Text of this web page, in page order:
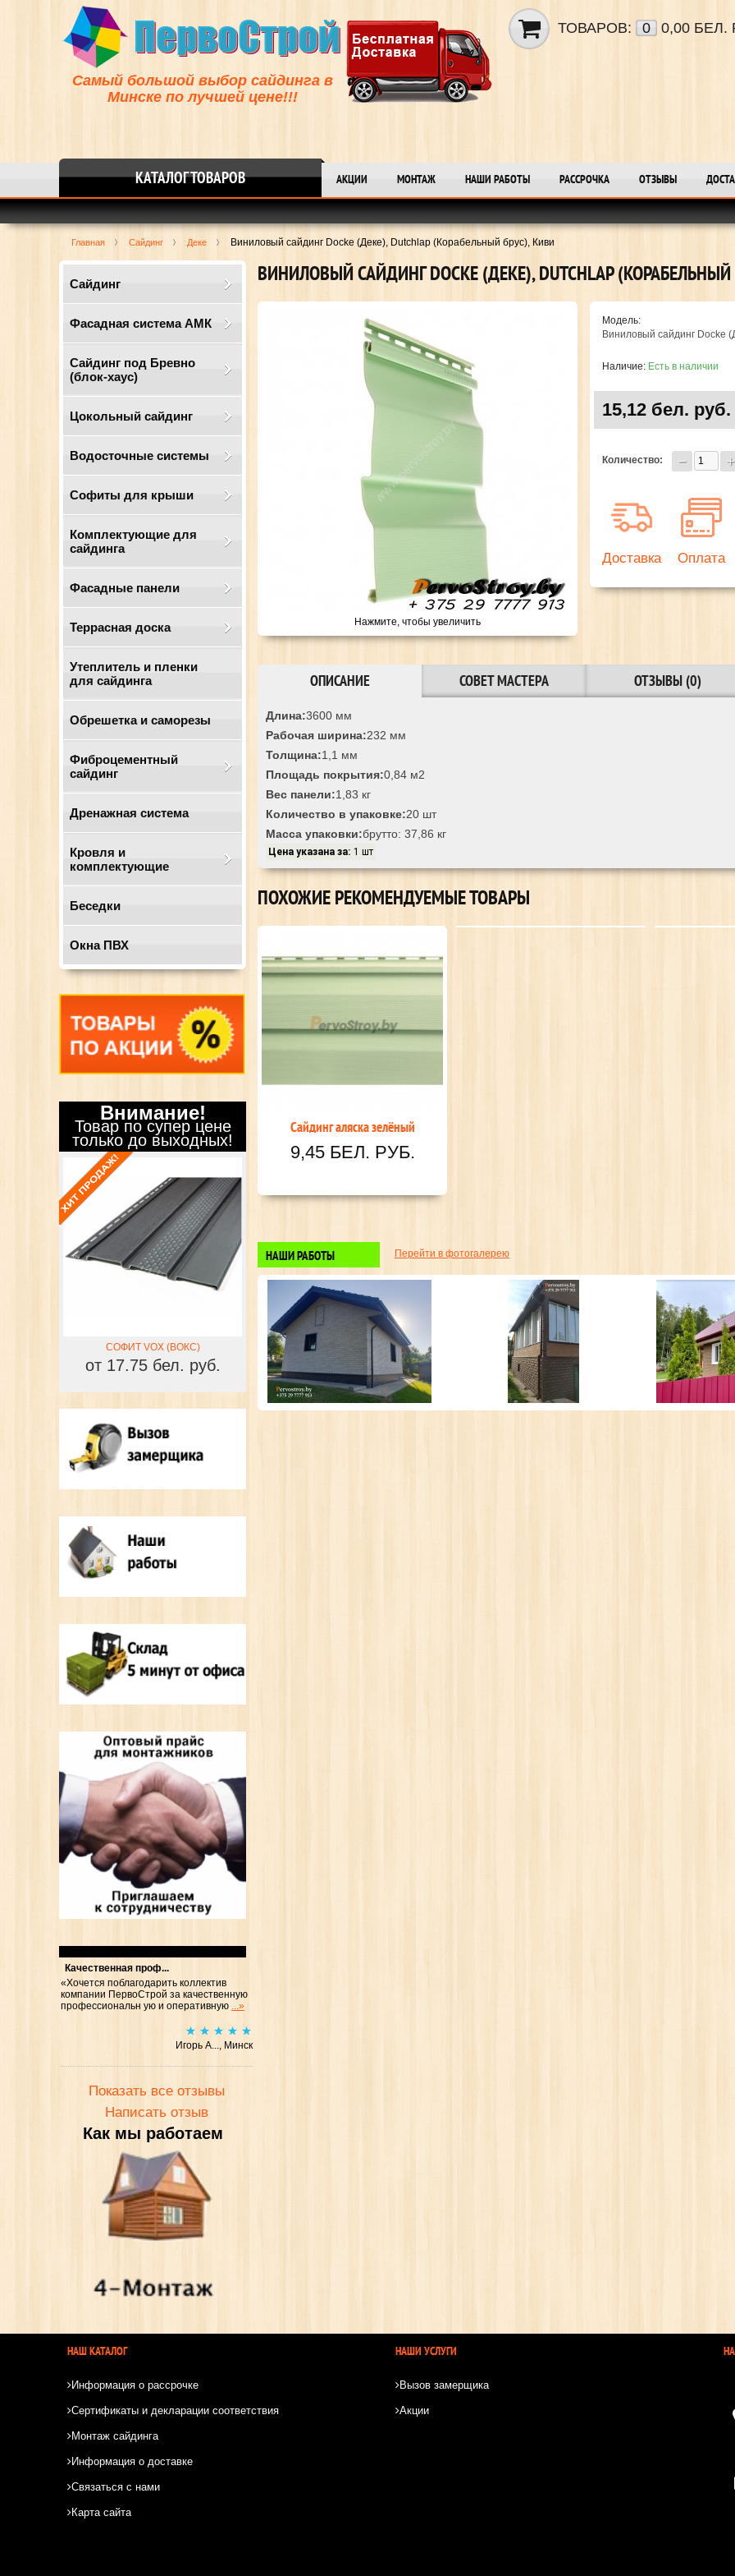
Самый большой выбор сайдинга в
Минске по лучшей цене!!!
ТОВАРОВ: 0 0,00 БЕЛ.
КАТАЛОГ ТОВАРОВ АКЦИИ МОНТАЖ НАШИ РАБОТЫ РАССРОЧКА ОТЗЫВЫ
Главная Сайдинг Деке Виниловый сайдинг Docke (Деке), Dutchlap (Корабельный брус), Киви
Сайдинг
Фасадная система АМК
Сайдинг под Бревно
(блок-хаус)
Цокольный сайдинг
Водосточные системы
Cофиты для крыши
Комплектующие для
сайдинга
Фасадные панели
Террасная доска
Утеплитель и пленки
для сайдинга
Обрешетка и саморезы
Фиброцементный
сайдинг
Дренажная система
Кровля и
комплектующие
Беседки
Окна ПВХ
Внимание!
Товар по супер цене
только до выходных!
СОФИТ VOX (ВОКС)
от 17.75 бел. руб.
СОФИТ VOX (ВОКС)
от 17.75 бел. руб.
САЙДИНГ BERGART
от 20.10 бел. руб. от 19.50
Качественная проф...
«Хочется поблагодарить коллектив
компании ПервоСтрой за качественную
профессиональн ую и оперативную ...»
Игорь А..., Минск
Показать все отзывы
Написать отзыв
Как мы работаем
ВИНИЛОВЫЙ САЙДИНГ DOCKE (ДЕКЕ), DUTCHLAP
Нажмите, чтобы увеличить
Модель:
Виниловый сайдинг Docke
Наличие: Есть в наличии
15,12 бел. руб.
Количество:
Доставка Оплата
ОПИСАНИЕ СОВЕТ МАСТЕРА ОТЗЫВЫ (0)
Длина:3600 мм
Рабочая ширина:232 мм
Толщина:1,1 мм
Площадь покрытия:0,84 м2
Вес панели:1,83 кг
Количество в упаковке:20 шт
Масса упаковки:брутто: 37,86 кг
Цена указана за: 1 шт
ПОХОЖИЕ РЕКОМЕНДУЕМЫЕ ТОВАРЫ
НАШИ РАБОТЫ Перейти в фотогалерею
НАШ КАТАЛОГ
Информация о рассрочке
Сертификаты и декларации соответствия
Монтаж сайдинга
Информация о доставке
Связаться с нами
Карта сайта
НАШИ УСЛУГИ
Вызов замерщика
Акции